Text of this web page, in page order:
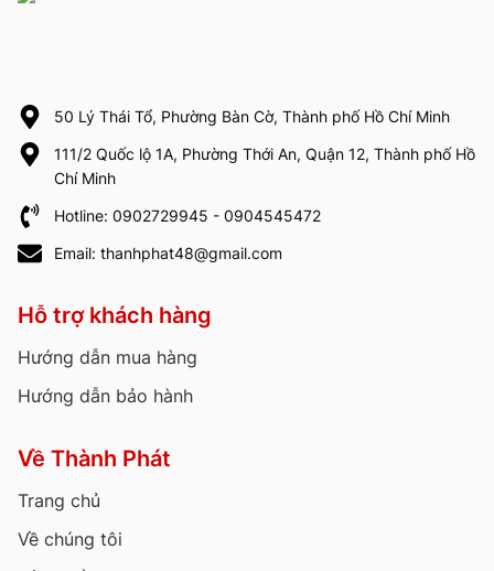
50 Lý Thái Tổ, Phường Bàn Cờ, Thành phố Hồ Chí Minh
111/2 Quốc lộ 1A, Phường Thới An, Quận 12, Thành phố Hồ
Chí Minh
Hotline: 0902729945 - 0904545472
Email: thanhphat48@gmail.com
Hỗ trợ khách hàng
Hướng dẫn mua hàng
Hướng dẫn bảo hành
Về Thành Phát
Trang chủ
Về chúng tôi